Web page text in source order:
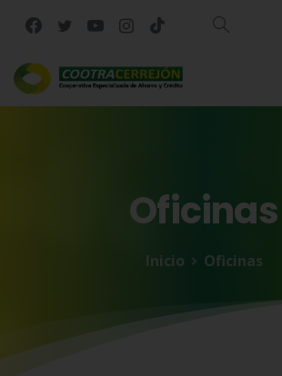
Buscar
Oficinas
Inicio Oficinas